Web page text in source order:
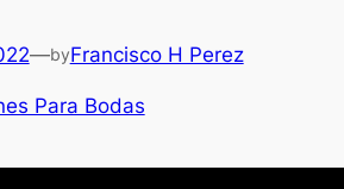
—byFrancisco H Perez
Para Bodas